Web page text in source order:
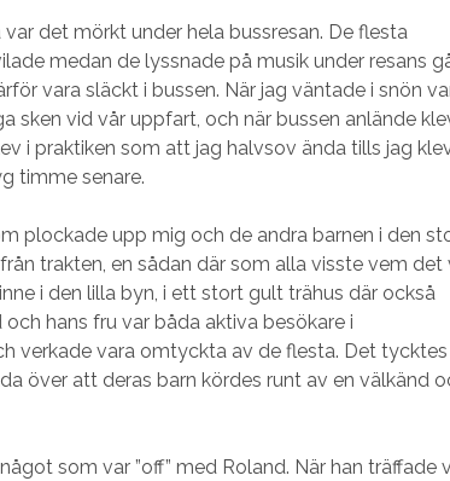
det mörkt under hela bussresan. De flesta
medan de lyssnade på musik under resans
vara släckt i bussen. När jag väntade i snön
sken vid vår uppfart, och när bussen anlände
i praktiken som att jag halvsov ända tills jag
timme senare.
plockade upp mig och de andra barnen i den
trakten, en sådan där som alla visste vem det
i den lilla byn, i ett stort gult trähus där också
hans fru var båda aktiva besökare i
verkade vara omtyckta av de flesta. Det
över att deras barn kördes runt av en välkänd
som var ”off” med Roland. När han träffade